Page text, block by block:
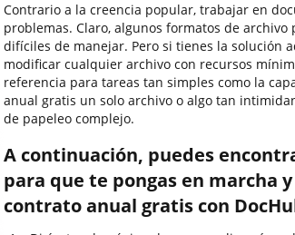
Contrario a la creencia popular, trabajar en
problemas. Claro, algunos formatos de
difíciles de manejar. Pero si tienes la solución
modificar cualquier archivo con recursos
referencia para tareas tan simples como la
anual gratis un solo archivo o algo tan
de papeleo complejo.
A continuación, puedes
para que te pongas en marcha
contrato anual gratis con